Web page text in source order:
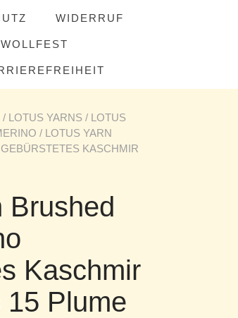
WIDERRUF
/ LOTUS YARNS / LOTUS
/ LOTUS YARN
KASCHMIR
Brushed
Kaschmir
15 Plume